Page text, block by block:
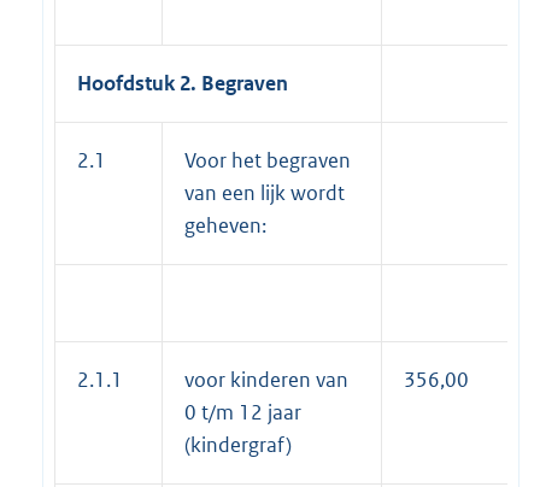
Hoofdstuk 2. Begraven
2.1
Voor het begraven
van een lijk wordt
geheven:
2.1.1
voor kinderen van
0 t/m 12 jaar
(kindergraf)
356,00